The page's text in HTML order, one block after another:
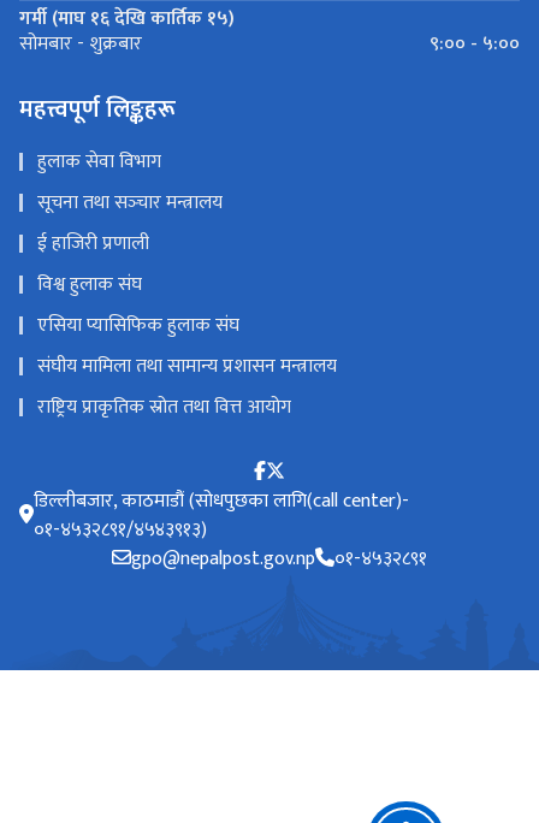
गर्मी (माघ १६ देखि कार्तिक १५)
सोमबार - शुक्रबार ९:०० - ५:००
महत्त्वपूर्ण लिङ्कहरू
हुलाक सेवा विभाग
सूचना तथा सञ्‍चार मन्त्रालय
ई हाजिरी प्रणाली
विश्व हुलाक संघ
एसिया प्यासिफिक हुलाक संघ
संघीय मामिला तथा सामान्य प्रशासन मन्त्रालय
राष्ट्रिय प्राकृतिक स्रोत तथा वित्त आयोग
डिल्लीबजार, काठमाडौं (सोधपुछका लागि(call center)-
०१-४५३२८९१/४५४३९१३)
gpo@nepalpost.gov.np
०१-४५३२८९१